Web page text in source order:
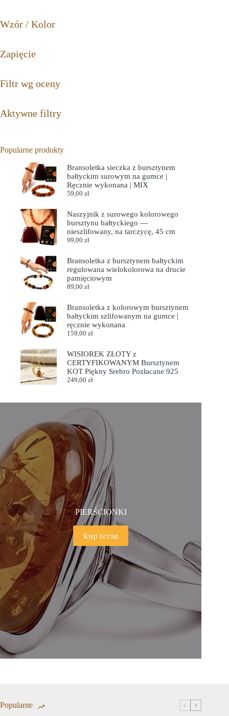
Wzór / Kolor
Zapięcie
Filtr wg oceny
Aktywne filtry
Popularne produkty
Bransoletka sieczka z bursztynem
bałtyckim surowym na gumce |
Ręcznie wykonana | MIX
59,00 zł
Naszyjnik z surowego kolorowego
bursztynu bałtyckiego —
nieszlifowany, na tarczycę, 45 cm
99,00 zł
Bransoletka z bursztynem bałtyckim
regulowana wielokolorowa na drucie
pamięciowym
89,00 zł
Bransoletka z kolorowym bursztynem
bałtyckim szlifowanym na gumce |
ręcznie wykonana
159,00 zł
WISIOREK ZŁOTY z
CERTYFIKOWANYM Bursztynem
KOT Piękny Srebro Pozłacane 925
249,00 zł
PIERŚCIONKI
Kup teraz
Popularne